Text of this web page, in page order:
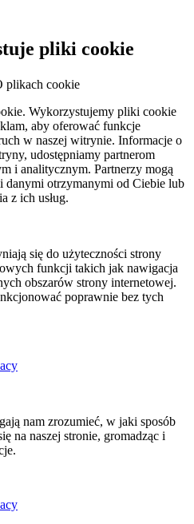
pliki cookie
plikach cookie
Wykorzystujemy pliki cookie
aby oferować funkcje
w naszej witrynie. Informacje o
udostępniamy partnerom
i analitycznym. Partnerzy mogą
danymi otrzymanymi od Ciebie lub
z ich usług.
się do użyteczności strony
funkcji takich jak nawigacja
obszarów strony internetowej.
poprawnie bez tych
nam zrozumieć, w jaki sposób
na naszej stronie, gromadząc i